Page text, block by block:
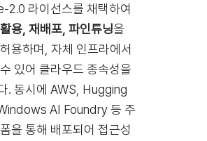
2.0 라이선스를 채택하여
용, 재배포, 파인튜닝을
용하며, 자체 인프라에서
있어 클라우드 종속성을
. 동시에 AWS, Hugging
AI Foundry 등 주
을 통해 배포되어 접근성